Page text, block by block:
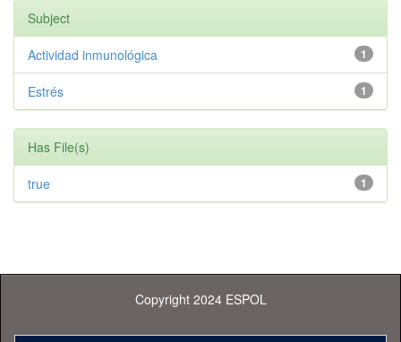
Subject
1
Actividad inmunológica
1
Estrés
Has File(s)
1
true
Copyright 2024 ESPOL